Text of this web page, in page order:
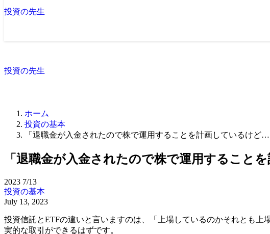
投資の先生
投資の先生
ホーム
投資の基本
「退職金が入金されたので株で運用することを計画しているけど…
「退職金が入金されたので株で運用すること
2023 7/13
投資の基本
July 13, 2023
投資信託とETFの違いと言いますのは、「上場しているのかそれとも
実的な取引ができるはずです。